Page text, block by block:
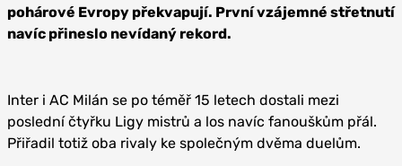
pohárové Evropy překvapují. První vzájemné střetnutí
navíc přineslo nevídaný rekord.
Inter i AC Milán se po téměř 15 letech dostali mezi
poslední čtyřku Ligy mistrů a los navíc fanouškům přál.
Přiřadil totiž oba rivaly ke společným dvěma duelům.